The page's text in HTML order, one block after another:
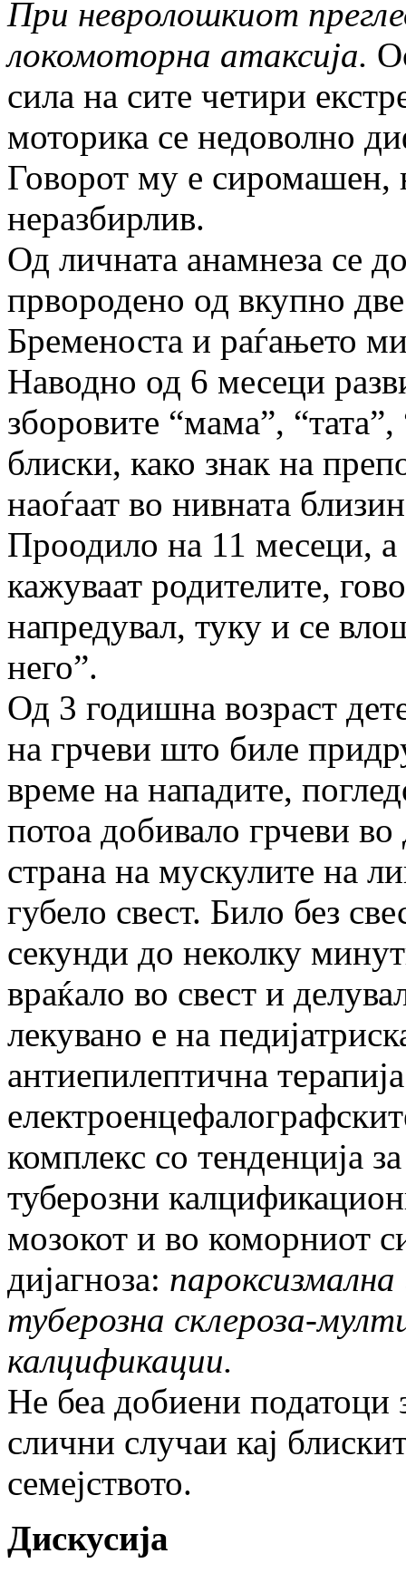
При невролошкиот
локомоторна атаксија.
сила на сите четири
моторика се недоволно
Говорот му е сиромашен,
неразбирлив.
Од личната анамнеза се
првородено од вкупно
Бременоста и раѓањето
Наводно од 6 месеци
зборовите “мама”,
блиски, како знак на
наоѓаат во нивната
Проодило на 11 месеци,
кажуваат родителите,
напредувал, туку и се
него”.
Од 3 годишна возраст
на грчеви што биле
време на нападите,
потоа добивало грчеви во
страна на мускулите на
губело свест. Било без
секунди до неколку
враќало во свест и
лекувано е на
антиепилептична
комплекс со тенденција
туберозни
мозокот и во коморниот
дијагноза:
туберозна склероза-
калцификации.
Не беа добиени податоци
слични случаи кај
семејството.
Дискусија